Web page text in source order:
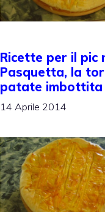
Ricette per il pic
Pasquetta, la
patate imbottita
14 Aprile 2014